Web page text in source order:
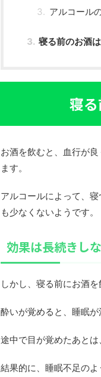
アルコール
寝る前のお酒
寝
お酒を飲むと、血行が
ます。
アルコールによって、
も少なくないようです。
効果は長続きし
しかし、寝る前にお酒
酔いが覚めると、睡眠が
途中で目が覚めたあと
結果的に、睡眠不足のよ